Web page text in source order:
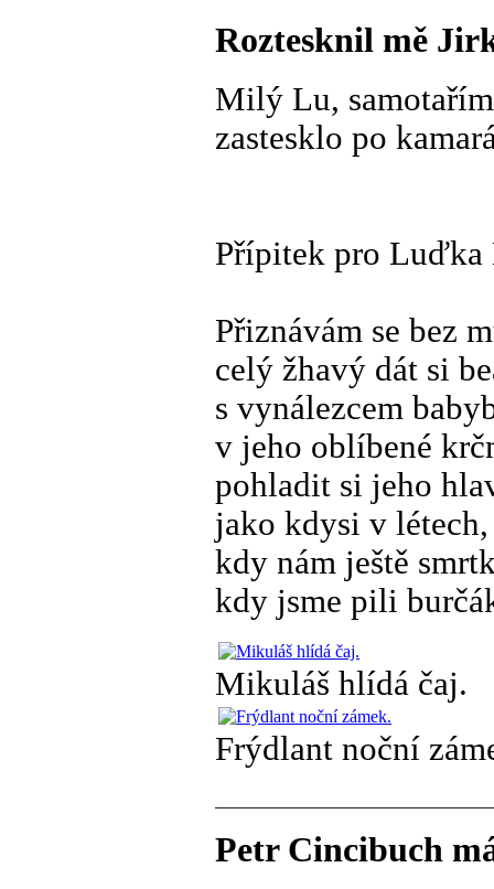
Roztesknil mě
Milý Lu,
zastesklo po
Přípitek pro Luďka
Přiznávám se bez
celý žhavý dát si
s vynálezcem
v jeho oblíbené
pohladit si jeho
jako kdysi v
kdy nám ještě
kdy jsme pili
Mikuláš hlídá čaj.
Frýdlant noční
Petr Cincibuch